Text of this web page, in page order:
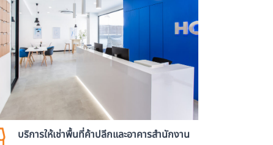
บริการให้เช่าพื้นที่ค้าปลีกและอาคารสำนักงาน